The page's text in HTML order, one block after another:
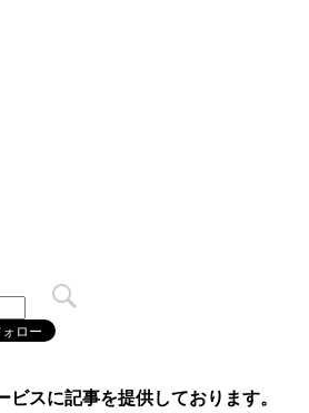
スに記事を提供しております。